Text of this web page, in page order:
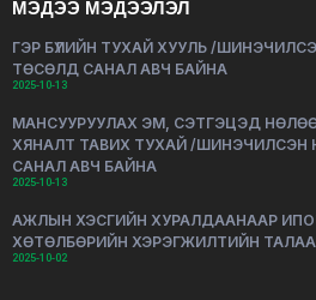
МЭДЭЭ МЭДЭЭЛЭЛ
ГЭР БҮЛИЙН ТУХАЙ ХУУЛЬ /
ТӨСӨЛД САНАЛ АВЧ БАЙНА
2025-10-13
МАНСУУРУУЛАХ ЭМ, СЭТГЭЦЭД
ХЯНАЛТ ТАВИХ ТУХАЙ /ШИНЭЧИЛСЭН
САНАЛ АВЧ БАЙНА
2025-10-13
АЖЛЫН ХЭСГИЙН ХУРАЛДААНААР
ХӨТӨЛБӨРИЙН ХЭРЭГЖИЛТИЙН
2025-10-02